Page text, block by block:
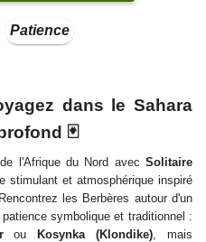
Patience
dans le Sahara
🃏
l'Afrique du Nord avec Solitaire
stimulant et atmosphérique inspiré
les Berbères autour d'un
symbolique et traditionnel :
ou Kosynka (Klondike) , mais